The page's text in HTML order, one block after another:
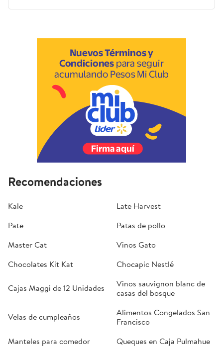
Recomendaciones
Kale
Late Harvest
Pate
Patas de pollo
Master Cat
Vinos Gato
Chocolates Kit Kat
Chocapic Nestlé
Cajas Maggi de 12 Unidades
Vinos sauvignon blanc de
casas del bosque
Velas de cumpleaños
Alimentos Congelados San
Francisco
Manteles para comedor
Queques en Caja Pulmahue